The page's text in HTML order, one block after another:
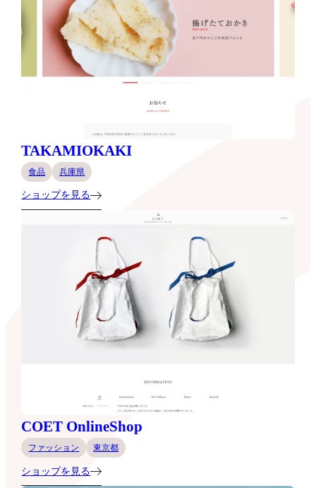
TAKAMIOKAKI
食品 兵庫県
ショップを見る
COET OnlineShop
ファッション 東京都
ショップを見る